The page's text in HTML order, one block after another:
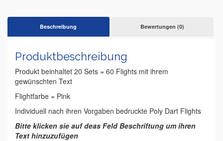
Beschreibung Bewertungen (0)
Produktbeschreibung
Produkt beinhaltet 20 Sets = 60 Flights mit ihrem
gewünschten Text
Flightfarbe = Pink
Individuell nach ihren Vorgaben bedruckte Poly Dart Flights
Bitte klicken sie auf deas Feld Beschriftung um ihren
Text hinzuzufügen